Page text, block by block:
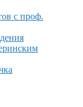
с проф.